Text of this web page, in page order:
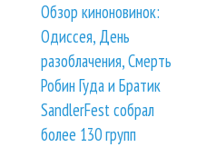
Обзор киноновинок:
Одиссея, День
разоблачения, Смерть
Робин Гуда и Братик
SandlerFest собрал
более 130 групп